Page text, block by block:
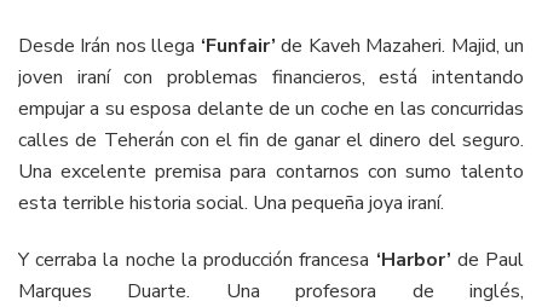
Desde Irán nos llega ‘Funfair’de Kaveh Mazaheri. Majid, un
joven iraní con problemas financieros, está intentando
empujar a su esposa delante de un coche en las concurridas
calles de Teherán con el fin de ganar el dinero del seguro.
Una excelente premisa para contarnos con sumo talento
esta terrible historia social. Una pequeña joya iraní.
Y cerraba la noche la producción francesa ‘Harbor’ de Paul
Marques Duarte. Una profesora de inglés,